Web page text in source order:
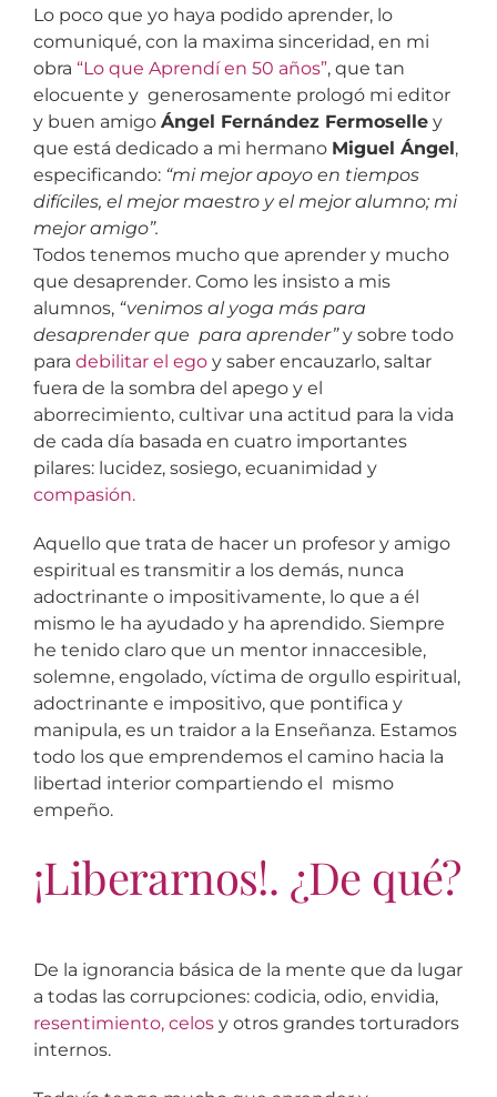
Lo poco que yo haya podido aprender, lo
comuniqué, con la maxima sinceridad, en mi
obra “Lo que Aprendí en 50 años”, que tan
elocuente y generosamente prologó mi editor
y buen amigo Ángel Fernández Fermoselley
que está dedicado a mi hermano Miguel Ángel,
especificando: “mi mejor apoyo en tiempos
difíciles, el mejor maestro y el mejor alumno; mi
mejor amigo”.
Todos tenemos mucho que aprender y mucho
que desaprender. Como les insisto a mis
alumnos, “venimos al yoga más para
desaprender que para aprender”y sobre todo
para debilitar el egoy saber encauzarlo, saltar
fuera de la sombra del apego y el
aborrecimiento, cultivar una actitud para la vida
de cada día basada en cuatro importantes
pilares: lucidez, sosiego, ecuanimidad y
compasión.
Aquello que trata de hacer un profesor y amigo
espiritual es transmitir a los demás, nunca
adoctrinante o impositivamente, lo que a él
mismo le ha ayudado y ha aprendido. Siempre
he tenido claro que un mentor innaccesible,
solemne, engolado, víctima de orgullo espiritual,
adoctrinante e impositivo, que pontifica y
manipula, es un traidor a la Enseñanza. Estamos
todo los que emprendemos el camino hacia la
libertad interior compartiendo el mismo
empeño.
¡Liberarnos!. ¿De qué?
De la ignorancia básica de la mente que da lugar
a todas las corrupciones: codicia, odio, envidia,
resentimiento, celosy otros grandes torturadors
internos.